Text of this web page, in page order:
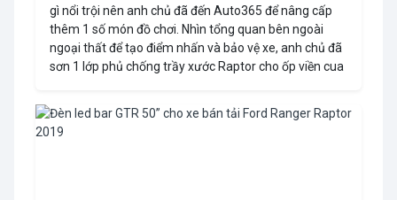
gì nổi trội nên anh chủ đã đến Auto365 để nâng cấp
thêm 1 số món đồ chơi. Nhìn tổng quan bên ngoài
ngoại thất để tạo điểm nhấn và bảo vệ xe, anh chủ đã
sơn 1 lớp phủ chống trầy xước Raptor cho ốp viền cua